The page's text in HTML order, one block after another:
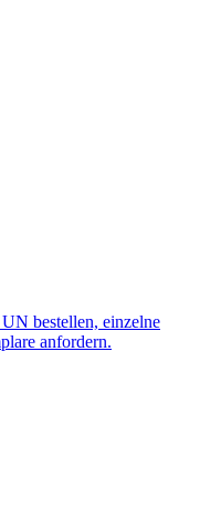
bestellen, einzelne
anfordern.